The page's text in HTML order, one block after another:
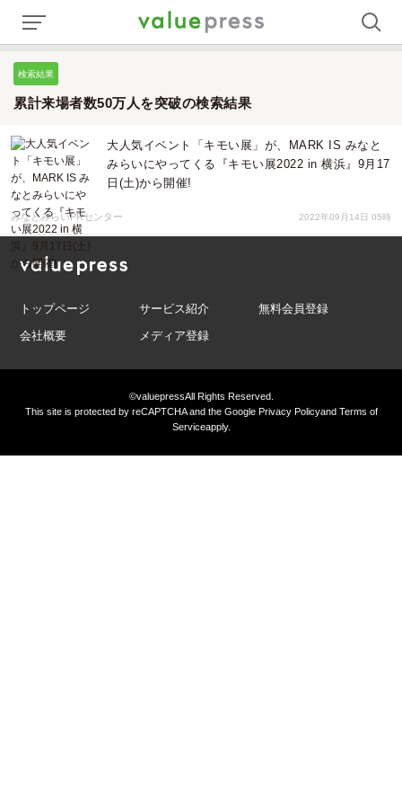
検索結果
累計来場者数50万人を突破の検索結果
大人気イベント「キモい展」が、MARK IS みなと
みらいにやってくる『キモい展2022 in 横浜』9月17
日(土)から開催!
みなとみらいPRセンター 2022年09月14日 05時
トップページ サービス紹介
無料会員登録
会社概要
メディア登録
©valuepressAll Rights Reserved.
This site is protected by reCAPTCHA and the GooglePrivacy Policyand Terms of
Serviceapply.